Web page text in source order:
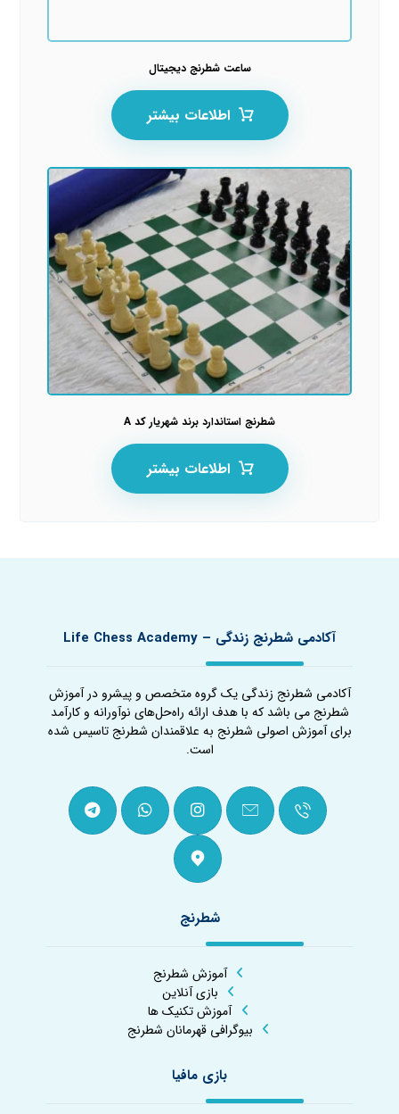
ساعت شطرنج دیجیتال
اطلاعات بیشتر
شطرنج استاندارد برند شهریار کد A
اطلاعات بیشتر
آکادمی شطرنج زندگی – Life Chess Academy
آکادمی شطرنج زندگی یک گروه متخصص و پیشرو در آموزش
شطرنج می باشد که با هدف ارائه راه‌حل‌های نوآورانه و کارآمد
برای آموزش اصولی شطرنج به علاقمندان شطرنج تاسیس شده
است.
شطرنج
آموزش شطرنج
بازی آنلاین
آموزش تکنیک ها
بیوگرافی قهرمانان شطرنج
بازی مافیا